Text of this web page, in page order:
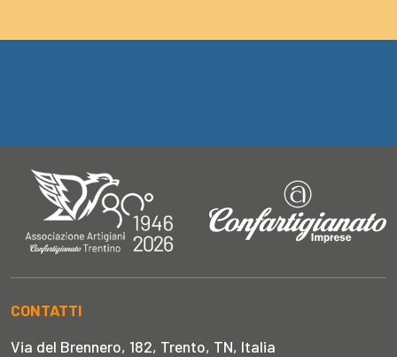
CONTATTI
Via del Brennero, 182, Trento, TN, Italia